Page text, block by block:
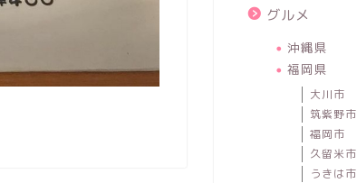
グルメ
沖縄県
福岡県
大川市
筑紫野市
福岡市
久留米市
うきは市